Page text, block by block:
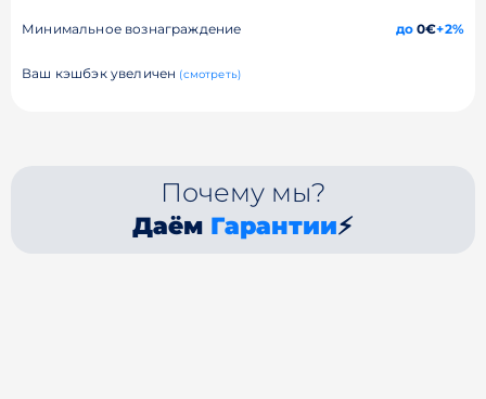
Минимальное вознаграждение до0€+2%
Ваш кэшбэк увеличен (смотреть)
Почему мы?
Даём Гарантии⚡